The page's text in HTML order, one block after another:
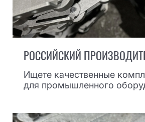
РОССИЙСКИЙ
Ищете качественные
для промышленного